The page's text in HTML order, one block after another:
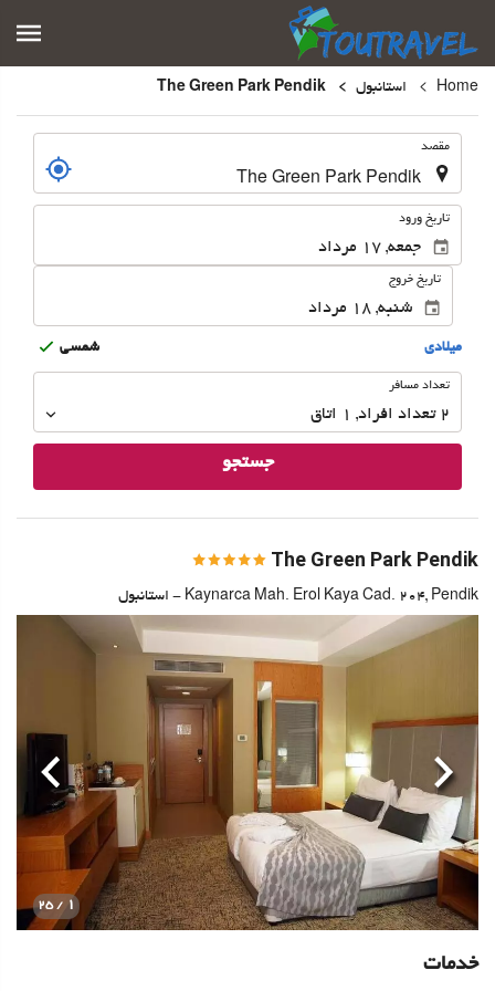
Home استانبول
مقصد
تاریخ ورود
تاریخ خروج
ميلادى شمسى
تعداد
تعداد مسافر
2 تعداد افراد ,
1 اتاق
جستجو
The Green Park Pendik
Kaynarca Mah. Erol Kaya Cad. 204, Pendik - استانبول
1
/ 25
قبلی بعدی
خدمات